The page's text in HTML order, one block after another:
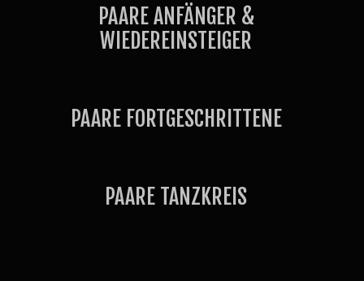
PAARE ANFÄNGER &
WIEDEREINSTEIGER
PAARE FORTGESCHRITTENE
PAARE TANZKREIS